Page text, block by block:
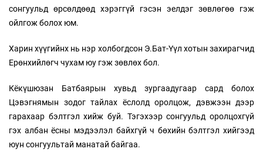
сонгуульд өрсөлдөөд хэрэггүй гэсэн эелдэг зөвлөгөө гэж
ойлгож болох юм.
Харин хүүгийнх нь нэр холбогдсон Э.Бат-Үүл хотын захирагчид
Ерөнхийлөгч чухам юу гэж зөвлөх бол.
Кёкүшюзан Батбаярын хувьд зургаадугаар сард болох
Цэвэгнямын зодог тайлах ёслолд оролцож, дэвжээн дээр
гарахаар бэлтгэл хийж буй. Тэгэхээр сонгуульд оролцохгүй
гэх албан ёсны мэдээлэл байхгүй ч бөхийн бэлтгэл хийгээд
юун сонгуультай манатай байгаа.